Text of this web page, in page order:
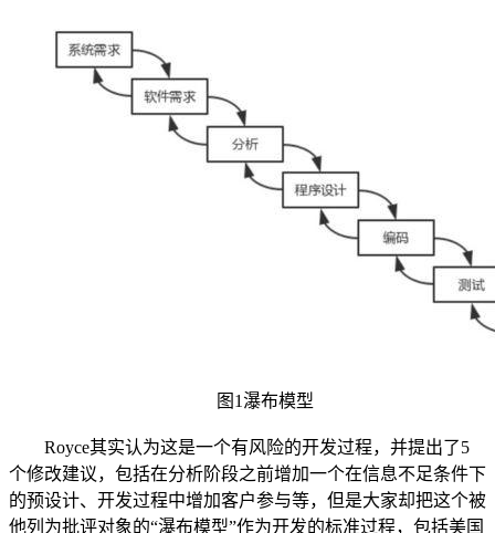
图1瀑布模型
Royce其实认为这是一个有风险的开发过程，并提出了5
个修改建议，包括在分析阶段之前增加一个在信息不足条件下
的预设计、开发过程中增加客户参与等，但是大家却把这个被
他列为批评对象的“瀑布模型”作为开发的标准过程，包括美国